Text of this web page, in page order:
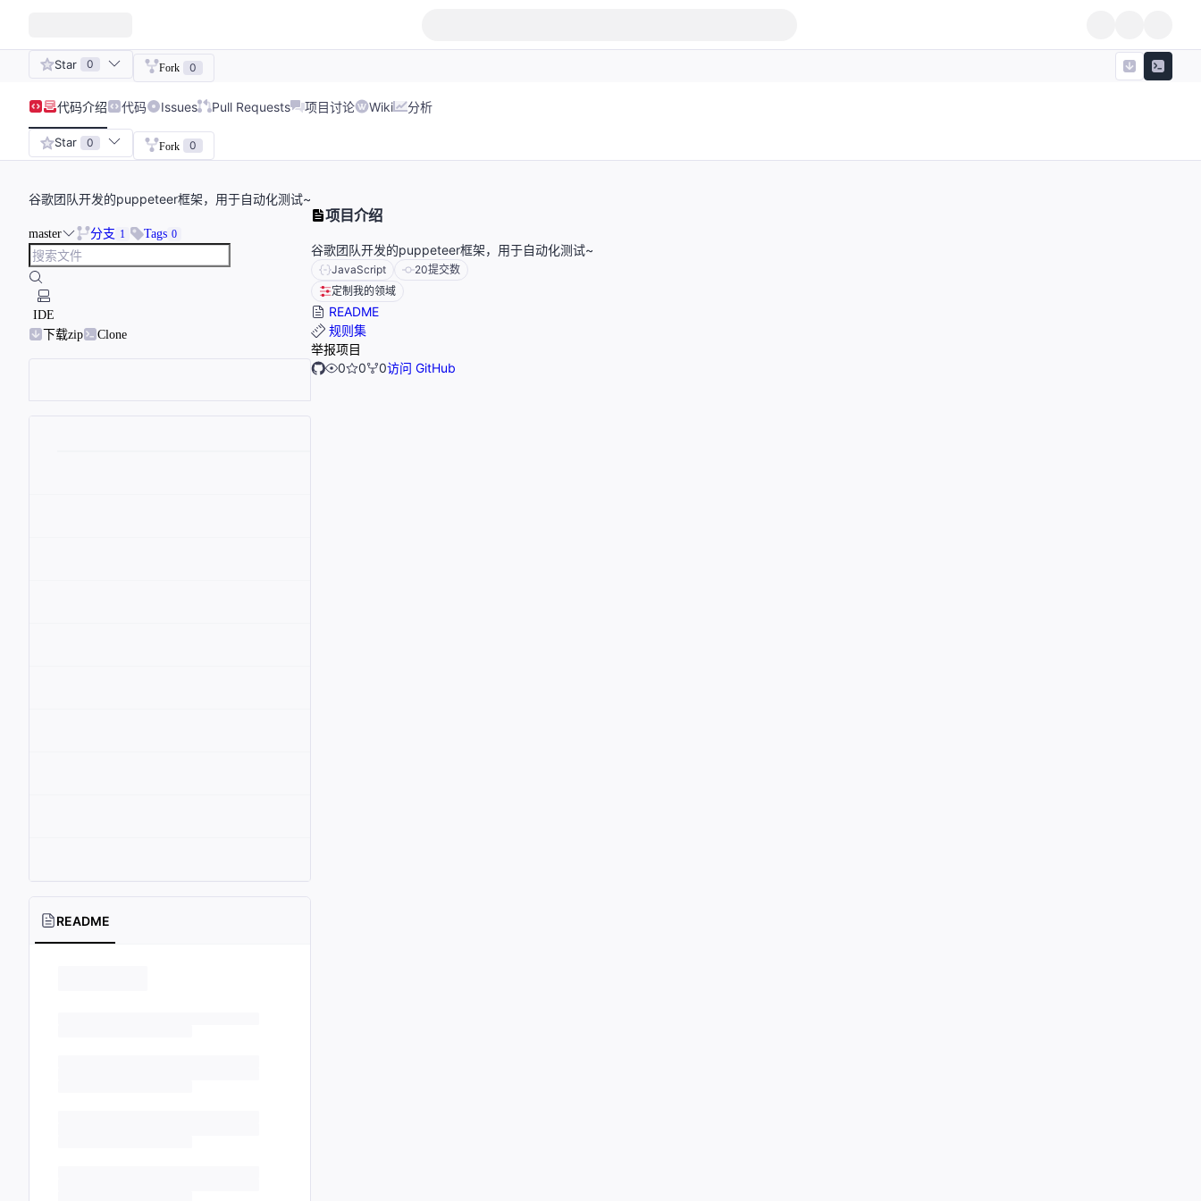
Star 0 Fork 0
代码介绍 代码 Issues Pull Requests 项目讨论 Wiki 分析
Star 0 Fork 0
谷歌团队开发的puppeteer框架，用于自动化测试~
master 分支 1 Tags 0
IDE
下载zip
Clone
README
项目介绍
谷歌团队开发的puppeteer框架，用于自动化测试~
JavaScript 20提交数
定制我的领域
README
规则集
举报项目
0
0 0访问 GitHub